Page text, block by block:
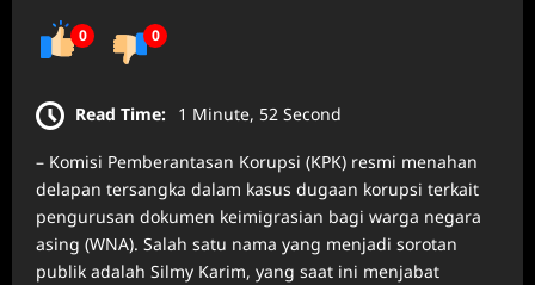
0 0
Read Time: 1 Minute, 52 Second
– Komisi Pemberantasan Korupsi (KPK) resmi menahan
delapan tersangka dalam kasus dugaan korupsi terkait
pengurusan dokumen keimigrasian bagi warga negara
asing (WNA). Salah satu nama yang menjadi sorotan
publik adalah Silmy Karim, yang saat ini menjabat